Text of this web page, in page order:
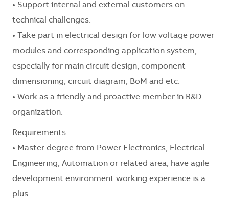
• Support internal and external customers on
technical challenges.
• Take part in electrical design for low voltage power
modules and corresponding application system,
especially for main circuit design, component
dimensioning, circuit diagram, BoM and etc.
• Work as a friendly and proactive member in R&D
organization.
Requirements:
• Master degree from Power Electronics, Electrical
Engineering, Automation or related area, have agile
development environment working experience is a
plus.